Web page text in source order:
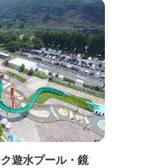
遊水プール・鏡